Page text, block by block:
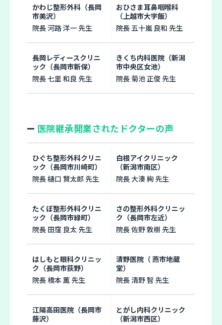
かわじ整形外科（長岡
市美沢）
院長 河路 洋一 先生
おひさま耳鼻咽喉科
（上越市大字飯）
院長 五十嵐 良和 先生
長岡レディースクリニ
ック（長岡市新保）
院長 七里 和良 先生
きくち内科医院（新潟
市中央区女池）
院長 菊池 正俊 先生
医院継承開業されたドクターの声
ひぐち整形外科クリニ
ック（長岡市川崎町）
院長 樋口 賢太郎 先生
白根アイクリニック
（新潟市南区）
院長 大湊 絢 先生
たくぼ整形外科クリニ
ック（長岡市緑町）
院長 田窪 良太 先生
さの整形外科クリニッ
ク（長岡市左近）
院長 佐野 敦樹 先生
はしもと眼科クリニッ
ク（長岡市荻野）
院長 橋本 薫 先生
清野医院（ 燕市地蔵
堂）
院長 清野 智 先生
江陽高田医院（長岡市
藤沢）
とがし内科クリニック
（新潟市西区）